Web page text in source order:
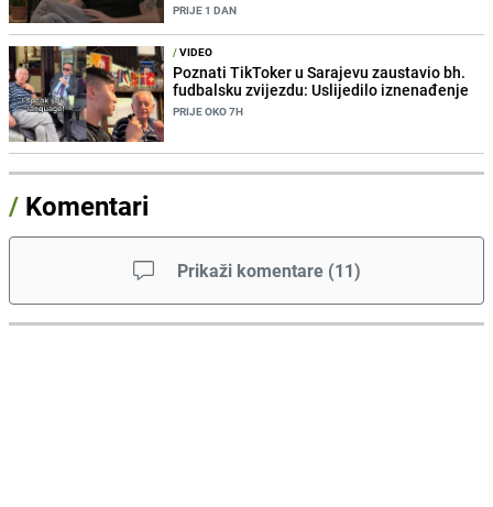
PRIJE 1 DAN
/VIDEO
Poznati TikToker u Sarajevu zaustavio bh.
fudbalsku zvijezdu: Uslijedilo iznenađenje
PRIJE OKO 7H
/ Komentari
Prikaži komentare (11)